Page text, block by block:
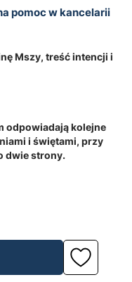
pomoc w kancelarii
Mszy, treść intencji i
odpowiadają kolejne
i świętami, przy
dwie strony.